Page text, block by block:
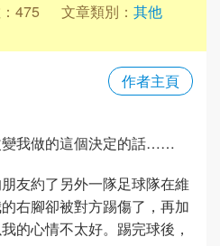
475 文章類別： 其他
作者主頁
變我做的這個決定的話……
友約了另外一隊足球隊在維
右腳卻被對方踢傷了，再加
的心情不太好。踢完球後，